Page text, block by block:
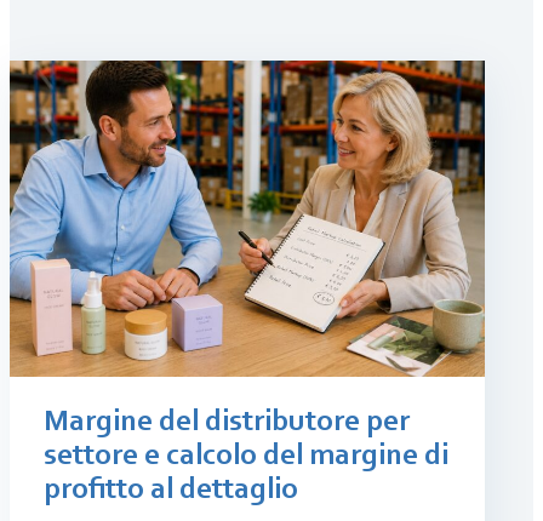
Margine del distributore per
settore e calcolo del margine di
profitto al dettaglio